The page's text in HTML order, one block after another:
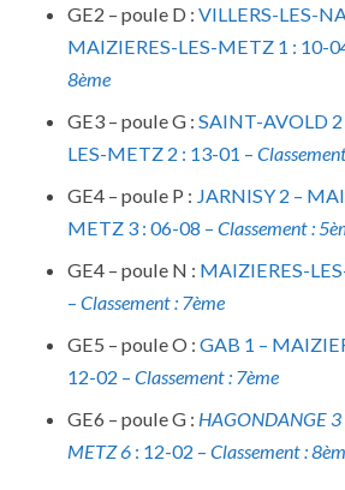
GE2 – poule D : VILLERS-LES-
MAIZIERES-LES-METZ 1 : 10-
8ème
GE3 – poule G : SAINT-AVOLD
LES-METZ 2 : 13-01 –
GE4 – poule P : JARNISY 2 –
METZ 3 : 06-08 – Classement :
GE4 – poule N : MAIZIERES-
– Classement : 7ème
GE5 – poule O : GAB 1 –
12-02 – Classement : 7ème
GE6 – poule G : HAGONDANGE
METZ 6: 12-02 – Classement :